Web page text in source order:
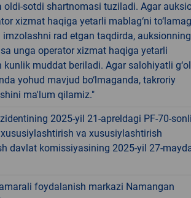
oldi-sotdi shartnomasi tuziladi. Agar
xizmat haqiga yetarli mablag‘ni
rad etgan taqdirda, auksionning
unga operator xizmat haqiga yetarli
kunlik muddat beriladi. Agar salohiyatli
yohud mavjud bo‘lmaganda, takroriy
ma'lum qilamiz."
2025-yil 21-apreldagi PF-70-sonli
va xususiylashtirish
davlat komissiyasining 2025-yil 27-
foydalanish markazi Namangan